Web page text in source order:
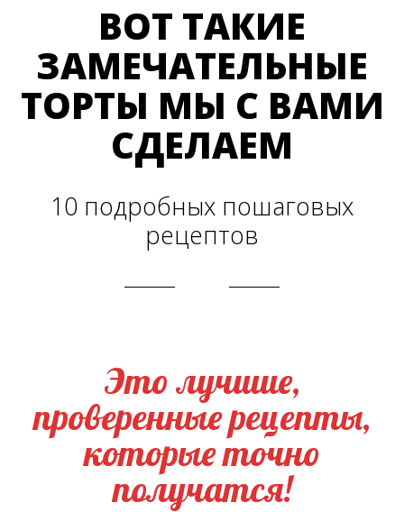
ВОТ ТАКИЕ
ЗАМЕЧАТЕЛЬНЫЕ
ТОРТЫ МЫ С ВАМИ
СДЕЛАЕМ
10 подробных пошаговых
рецептов
Это лучшие,
проверенные рецепты,
которые точно
получатся!